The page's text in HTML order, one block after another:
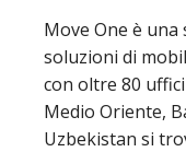
Move One è
soluzioni di
con oltre 80
Medio Oriente,
Uzbekistan si